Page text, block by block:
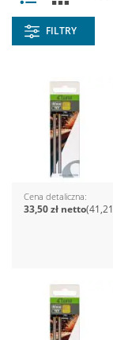
FILTRY
Cena detaliczna
33,50 zł